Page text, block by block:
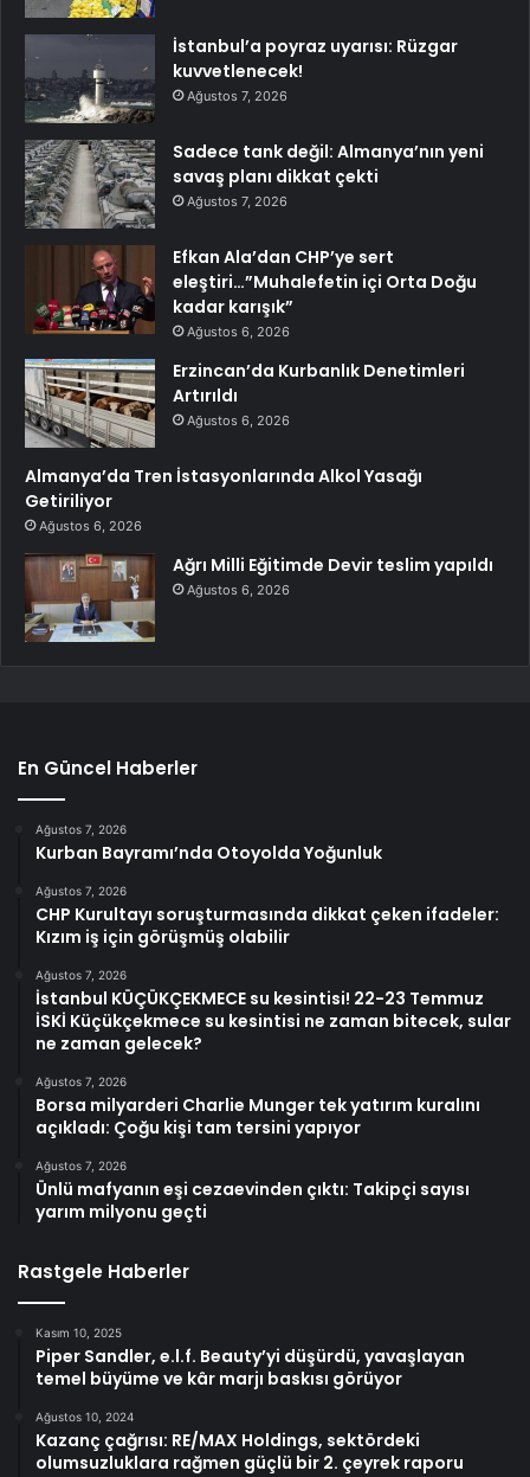
İstanbul’a poyraz uyarısı: Rüzgar
kuvvetlenecek!
Ağustos 7, 2026
Sadece tank değil: Almanya’nın yeni
savaş planı dikkat çekti
Ağustos 7, 2026
Efkan Ala’dan CHP’ye sert
eleştiri…”Muhalefetin içi Orta Doğu
kadar karışık”
Ağustos 6, 2026
Erzincan’da Kurbanlık Denetimleri
Artırıldı
Ağustos 6, 2026
Almanya’da Tren İstasyonlarında Alkol Yasağı
Getiriliyor
Ağustos 6, 2026
Ağrı Milli Eğitimde Devir teslim yapıldı
Ağustos 6, 2026
En Güncel Haberler
Ağustos 7, 2026
Kurban Bayramı’nda Otoyolda Yoğunluk
Ağustos 7, 2026
CHP Kurultayı soruşturmasında dikkat çeken ifadeler:
Kızım iş için görüşmüş olabilir
Ağustos 7, 2026
İstanbul KÜÇÜKÇEKMECE su kesintisi! 22-23 Temmuz
İSKİ Küçükçekmece su kesintisi ne zaman bitecek, sular
ne zaman gelecek?
Ağustos 7, 2026
Borsa milyarderi Charlie Munger tek yatırım kuralını
açıkladı: Çoğu kişi tam tersini yapıyor
Ağustos 7, 2026
Ünlü mafyanın eşi cezaevinden çıktı: Takipçi sayısı
yarım milyonu geçti
Rastgele Haberler
Kasım 10, 2025
Piper Sandler, e.l.f. Beauty’yi düşürdü, yavaşlayan
temel büyüme ve kâr marjı baskısı görüyor
Ağustos 10, 2024
Kazanç çağrısı: RE/MAX Holdings, sektördeki
olumsuzluklara rağmen güçlü bir 2. çeyrek raporu